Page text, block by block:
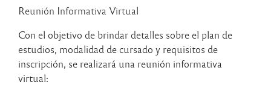
Reunión Informativa Virtual
Con el objetivo de brindar detalles sobre el plan de
estudios, modalidad de cursado y requisitos de
inscripción, se realizará una reunión informativa
virtual: